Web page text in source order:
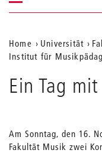
Suche
ein-/ausblenden
Aktuelle
Position
auf
Home Universität
Institut für
Ein Tag
Am Sonntag, den 16.
Fakultät Musik zwei